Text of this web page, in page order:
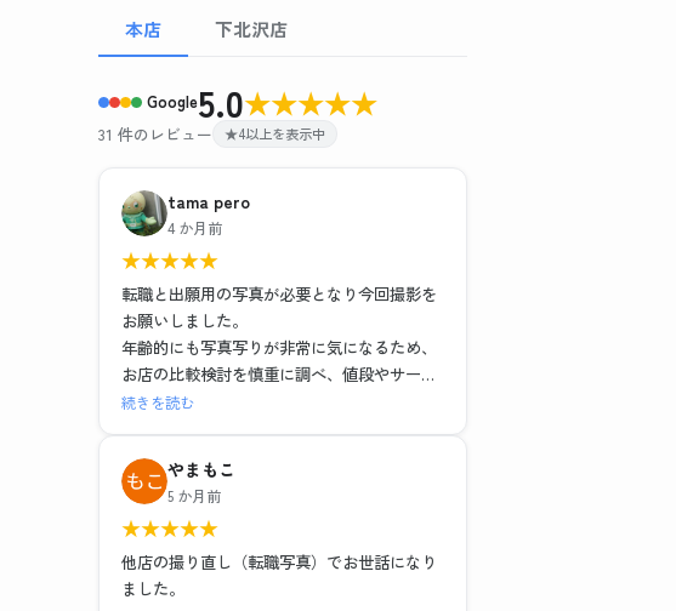
本店 下北沢店
Google5.0★★★★★
31 件のレビュー ★4以上を表示中
tama pero
4 か月前
★★★★★
転職と出願用の写真が必要となり今回撮影を
お願いしました。
年齢的にも写真写りが非常に気になるため、
お店の比較検討を慎重に調べ、値段やサービ
スそれぞれ特徴がある中で、こちらのお店で
ました。
1組ごとの撮影で落ち着いた環境と、ヘアメイ
クや撮影も担当の方がとても丁寧な対応でし
た。レタッチもその場で説明を受けながら行
っていただき、納得のいく仕上がりでデータ
も種類多く頂けました。お二人に感謝の気持
続きを読む
やまもこ
5 か月前
★★★★★
他店の撮り直し（転職写真）でお世話になり
ました。